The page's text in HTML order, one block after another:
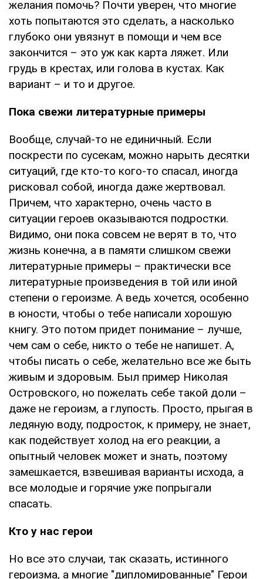
желания помочь? Почти уверен, что многие
хоть попытаются это сделать, а насколько
глубоко они увязнут в помощи и чем все
закончится – это уж как карта ляжет. Или
грудь в крестах, или голова в кустах. Как
вариант – и то и другое.
Пока свежи литературные примеры
Вообще, случай-то не единичный. Если
поскрести по сусекам, можно нарыть десятки
ситуаций, где кто-то кого-то спасал, иногда
рисковал собой, иногда даже жертвовал.
Причем, что характерно, очень часто в
ситуации героев оказываются подростки.
Видимо, они пока совсем не верят в то, что
жизнь конечна, а в памяти слишком свежи
литературные примеры – практически все
литературные произведения в той или иной
степени о героизме. А ведь хочется, особенно
в юности, чтобы о тебе написали хорошую
книгу. Это потом придет понимание – лучше,
чем сам о себе, никто о тебе не напишет. А,
чтобы писать о себе, желательно все же быть
живым и здоровым. Был пример Николая
Островского, но пожелать себе такой доли –
даже не героизм, а глупость. Просто, прыгая в
ледяную воду, подросток, к примеру, не знает,
как подействует холод на его реакции, а
опытный человек может и знать, поэтому
замешкается, взвешивая варианты исхода, а
все молодые и горячие уже попрыгали
спасать.
Кто у нас герои
Но все это случаи, так сказать, истинного
героизма, а многие "дипломированные" Герои